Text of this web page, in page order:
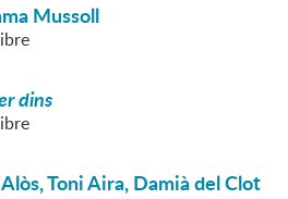
Mussoll
dins
Toni Aira, Damià del Clot